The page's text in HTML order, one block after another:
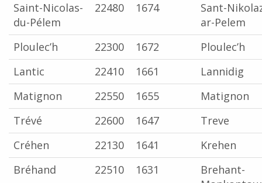
Saint-Nicolas-
du-Pélem
22480 1674
Sant-
ar-Pelem
Ploulec’h
22300 1672
Ploulec’h
Lantic
22410 1661
Lannidig
Matignon
22550 1655
Matignon
Trévé
22600 1647
Treve
Créhen
22130 1641
Krehen
Bréhand
22510 1631
Brehant-